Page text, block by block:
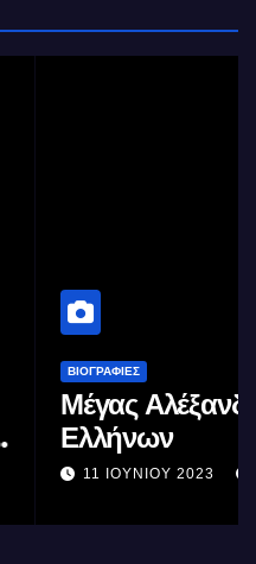
μέγιστος των